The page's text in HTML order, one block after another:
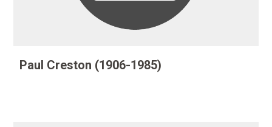
Paul Creston (1906-1985)